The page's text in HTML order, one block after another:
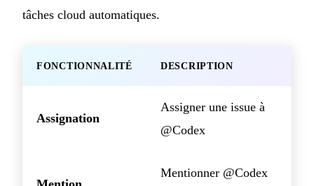
tâches cloud automatiques.
FONCTIONNALITÉ DESCRIPTION
Assignation
Assigner une issue à
@Codex
Mentionner @Codex